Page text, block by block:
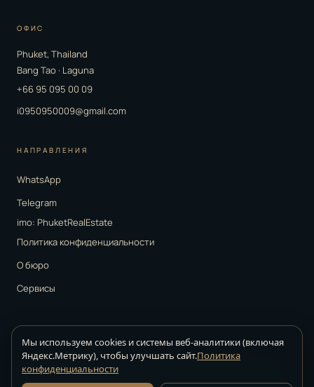
ОФИС
Phuket, Thailand
Bang Tao · Laguna
+66 95 095 00 09
i0950950009@gmail.com
НАПРАВЛЕНИЯ
WhatsApp
Telegram
imo: PhuketRealEstate
Политика конфиденциальности
О бюро
Сервисы
Strelkov Real Estate · агентство недвижимости на Пхукете · © 2026.
Все права защищены
Мы используем cookies и системы веб-аналитики (включая
Яндекс.Метрику), чтобы улучшать сайт.Политика
конфиденциальности